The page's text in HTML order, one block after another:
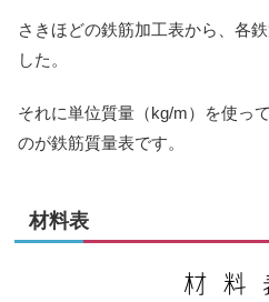
さきほどの鉄筋加工表から、各
した。
それに単位質量（kg/m）を使っ
のが鉄筋質量表です。
材料表